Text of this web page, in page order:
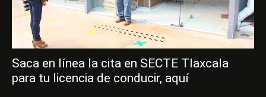
Saca en línea la cita en SECTE Tlaxcala
para tu licencia de conducir, aquí